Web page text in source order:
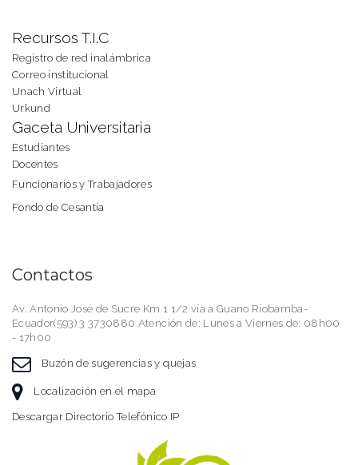
Recursos T.I.C
Registro de red inalámbrica
Correo institucional
Unach Virtual
Urkund
Gaceta Universitaria
Estudiantes
Docentes
Funcionarios y Trabajadores
Fondo de Cesantía
Contactos
Av. Antonio José de Sucre Km 1 1/2 vía a Guano Riobamba-
Ecuador(593) 3 3730880 Atención de: Lunes a Viernes de: 08h00
- 17h00
Buzón de sugerencias y quejas
Localización en el mapa
Descargar Directorio Telefónico IP